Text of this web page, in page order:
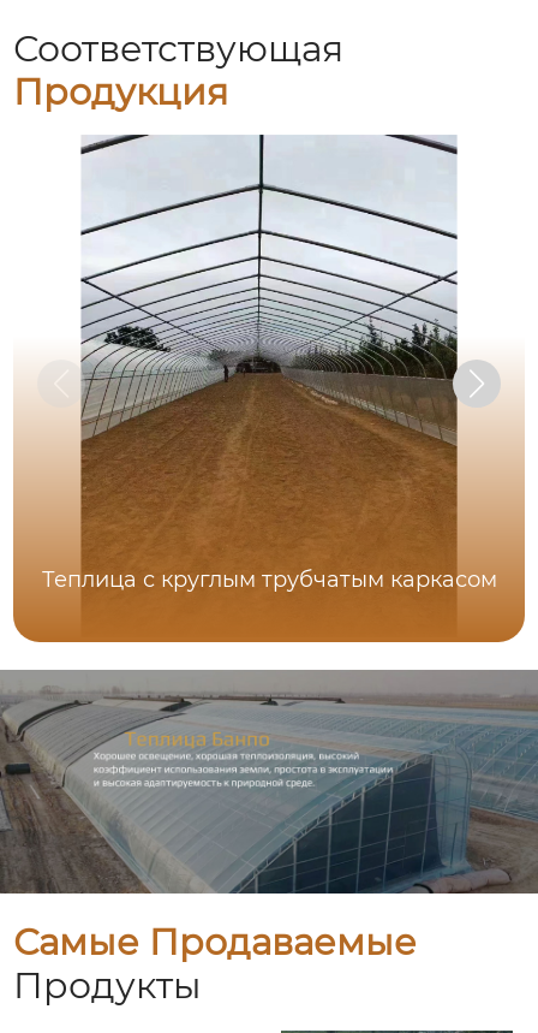
Соответствующая
Продукция
Теплица с круглым трубчатым каркасом
Самые Продаваемые
Продукты